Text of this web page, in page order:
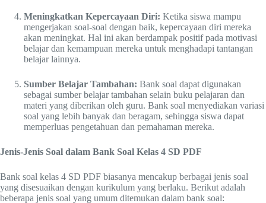
Meningkatkan Kepercayaan Diri: Ketika siswa mampu
mengerjakan soal-soal dengan baik, kepercayaan diri mereka
akan meningkat. Hal ini akan berdampak positif pada motivasi
belajar dan kemampuan mereka untuk menghadapi tantangan
belajar lainnya.
Sumber Belajar Tambahan: Bank soal dapat digunakan
sebagai sumber belajar tambahan selain buku pelajaran dan
materi yang diberikan oleh guru. Bank soal menyediakan variasi
soal yang lebih banyak dan beragam, sehingga siswa dapat
memperluas pengetahuan dan pemahaman mereka.
Jenis-Jenis Soal dalam Bank Soal Kelas 4 SD PDF
Bank soal kelas 4 SD PDF biasanya mencakup berbagai jenis soal
yang disesuaikan dengan kurikulum yang berlaku. Berikut adalah
beberapa jenis soal yang umum ditemukan dalam bank soal: